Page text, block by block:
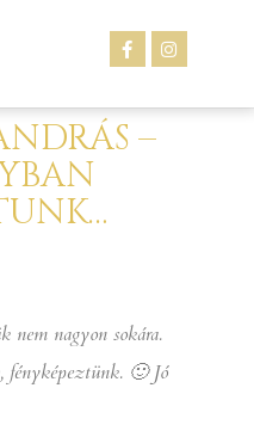
–
nem nagyon sokára.
fényképeztünk. 🙂 Jó